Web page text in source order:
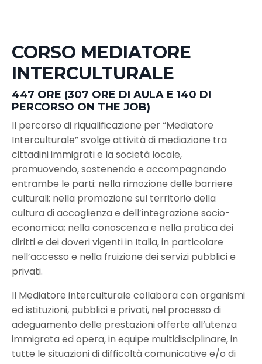
CORSO MEDIATORE
INTERCULTURALE
447 ORE (307 ORE DI AULA E 140 DI
PERCORSO ON THE JOB)
Il percorso di riqualificazione per “Mediatore
Interculturale” svolge attività di mediazione tra
cittadini immigrati e la società locale,
promuovendo, sostenendo e accompagnando
entrambe le parti: nella rimozione delle barriere
culturali; nella promozione sul territorio della
cultura di accoglienza e dell’integrazione socio-
economica; nella conoscenza e nella pratica dei
diritti e dei doveri vigenti in Italia, in particolare
nell’accesso e nella fruizione dei servizi pubblici e
privati.
Il Mediatore interculturale collabora con organismi
ed istituzioni, pubblici e privati, nel processo di
adeguamento delle prestazioni offerte all’utenza
immigrata ed opera, in equipe multidisciplinare, in
tutte le situazioni di difficoltà comunicative e/o di